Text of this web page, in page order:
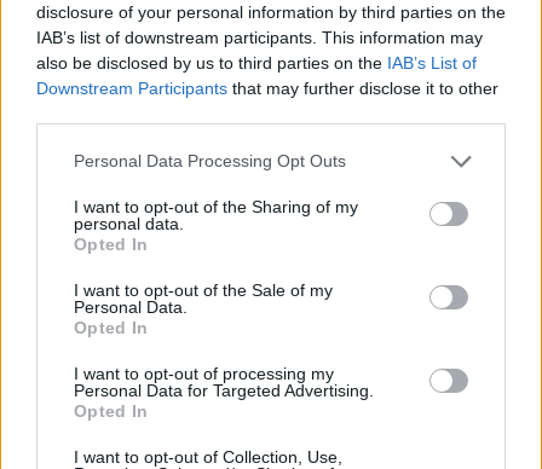
disclosure of your personal information by third parties on the
IAB’s list of downstream participants. This information may
also be disclosed by us to third parties on the IAB’s List of
Downstream Participants that may further disclose it to other
Please note that this website/app uses one or more Google
not limited to your visit or usage behaviour. You may click to
grant or deny consent to Google and its third-party tags to
use your data for below specified purposes in below Google
consent section.
Personal Data Processing Opt Outs
I want to opt-out of the Sharing of my
personal data.
Opted In
I want to opt-out of the Sale of my
Personal Data.
Opted In
I want to opt-out of processing my
Personal Data for Targeted Advertising.
Opted In
I want to opt-out of Collection, Use,